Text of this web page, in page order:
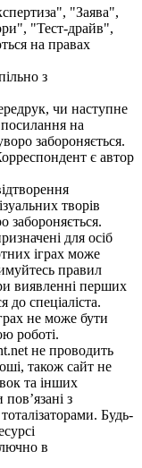
"Заява",
"Тест-драйв",
на правах
з
чи наступне
на
забороняється.
є автор
творів
забороняється.
для осіб
іграх може
правил
виявленні перших
до спеціаліста.
не може бути
роботі.
не проводить
також сайт не
та інших
з
Будь-
в